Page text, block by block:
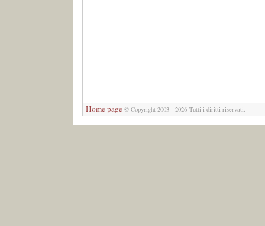
Home page © Copyright 2003 - 2026 Tutti i diritti riservati.